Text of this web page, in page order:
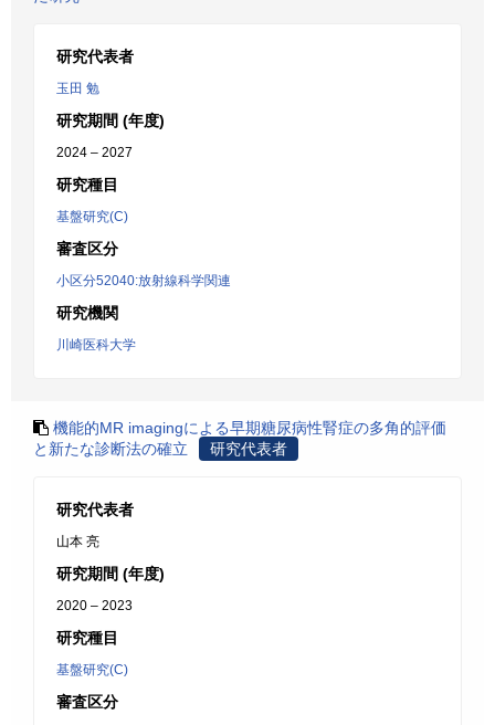
研究代表者
玉田 勉
研究期間 (年度)
2024 – 2027
研究種目
基盤研究(C)
審査区分
小区分52040:放射線科学関連
研究機関
川崎医科大学
機能的MR imagingによる早期糖尿病性腎症の多角的評価
と新たな診断法の確立
研究代表者
研究代表者
山本 亮
研究期間 (年度)
2020 – 2023
研究種目
基盤研究(C)
審査区分